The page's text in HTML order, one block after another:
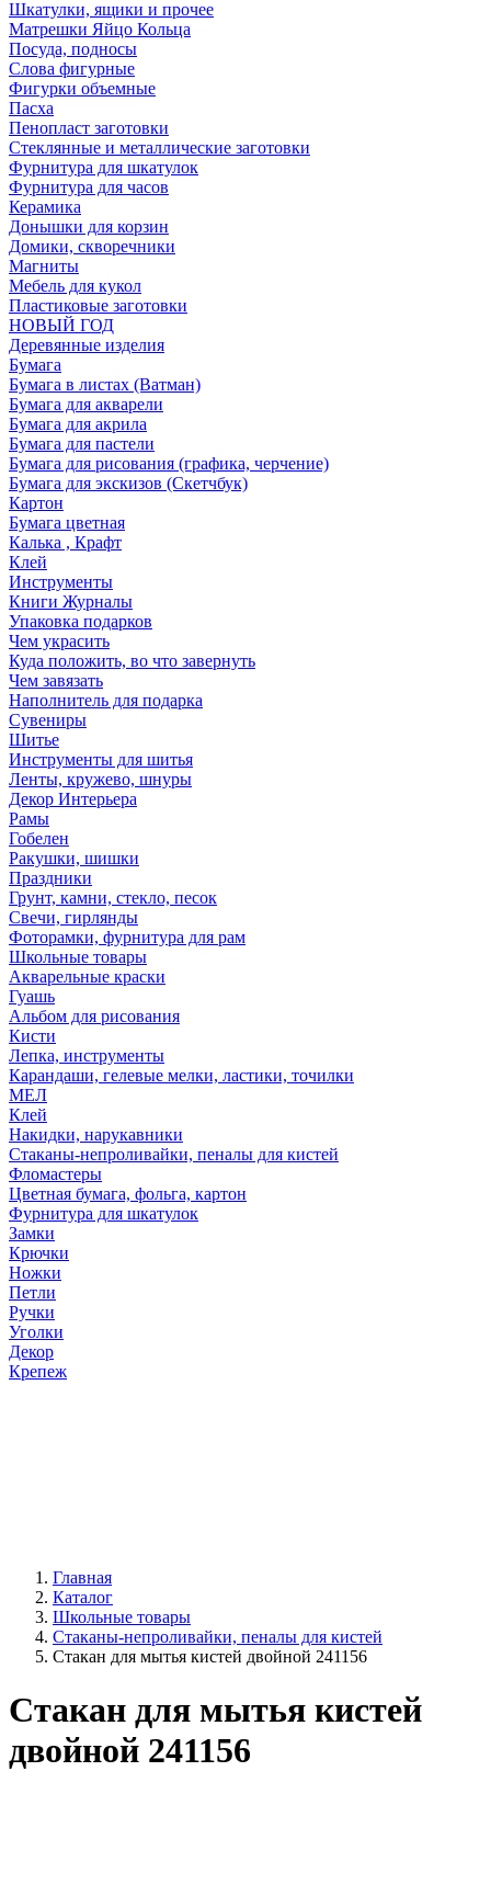
Шкатулки, ящики и прочее
Матрешки Яйцо Кольца
Посуда, подносы
Слова фигурные
Фигурки объемные
Пасха
Пенопласт заготовки
Стеклянные и металлические заготовки
Фурнитура для шкатулок
Фурнитура для часов
Керамика
Донышки для корзин
Домики, скворечники
Магниты
Мебель для кукол
Пластиковые заготовки
НОВЫЙ ГОД
Деревянные изделия
Бумага
Бумага в листах (Ватман)
Бумага для акварели
Бумага для акрила
Бумага для пастели
Бумага для рисования (графика, черчение)
Бумага для экскизов (Скетчбук)
Картон
Бумага цветная
Калька , Крафт
Клей
Инструменты
Книги Журналы
Упаковка подарков
Чем украсить
Куда положить, во что завернуть
Чем завязать
Наполнитель для подарка
Сувениры
Шитье
Инструменты для шитья
Ленты, кружево, шнуры
Декор Интерьера
Рамы
Гобелен
Ракушки, шишки
Праздники
Грунт, камни, стекло, песок
Свечи, гирлянды
Фоторамки, фурнитура для рам
Школьные товары
Акварельные краски
Гуашь
Альбом для рисования
Кисти
Лепка, инструменты
Карандаши, гелевые мелки, ластики, точилки
МЕЛ
Клей
Накидки, нарукавники
Стаканы-непроливайки, пеналы для кистей
Фломастеры
Цветная бумага, фольга, картон
Фурнитура для шкатулок
Замки
Крючки
Ножки
Петли
Ручки
Уголки
Декор
Крепеж
Главная
Каталог
Школьные товары
Стаканы-непроливайки, пеналы для кистей
Стакан для мытья кистей двойной 241156
Стакан для мытья кистей
двойной 241156